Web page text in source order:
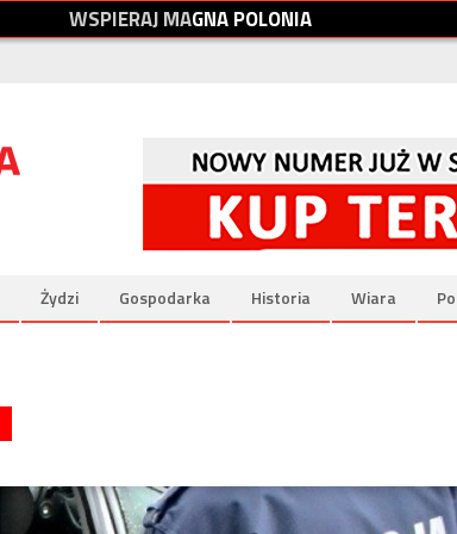
WSPIERAJMAGNAPOLONIA
Żydzi Gospodarka Historia Wiara